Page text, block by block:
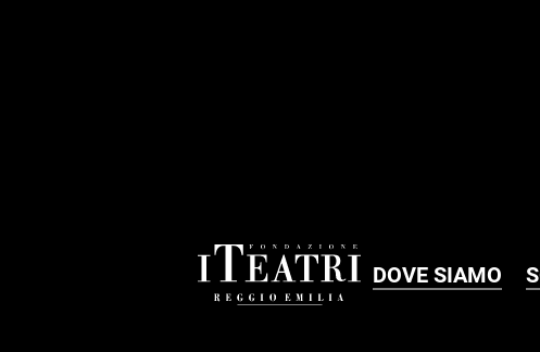
DOVE SIAMO